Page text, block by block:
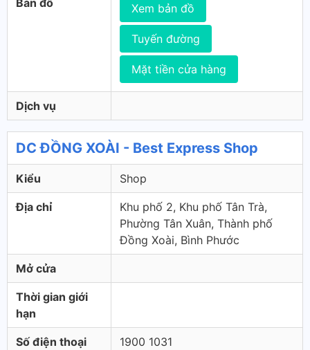
Bản đồ Xem bản đồ
Tuyến đường
Mặt tiền cửa hàng
Dịch vụ
DC ĐỒNG XOÀI - Best Express Shop
Kiểu Shop
Địa chỉ
Khu phố 2, Khu phố Tân Trà,
Phường Tân Xuân, Thành phố
Đồng Xoài, Bình Phước
Mở cửa
Thời gian giới
hạn
Số điện thoại 1900 1031